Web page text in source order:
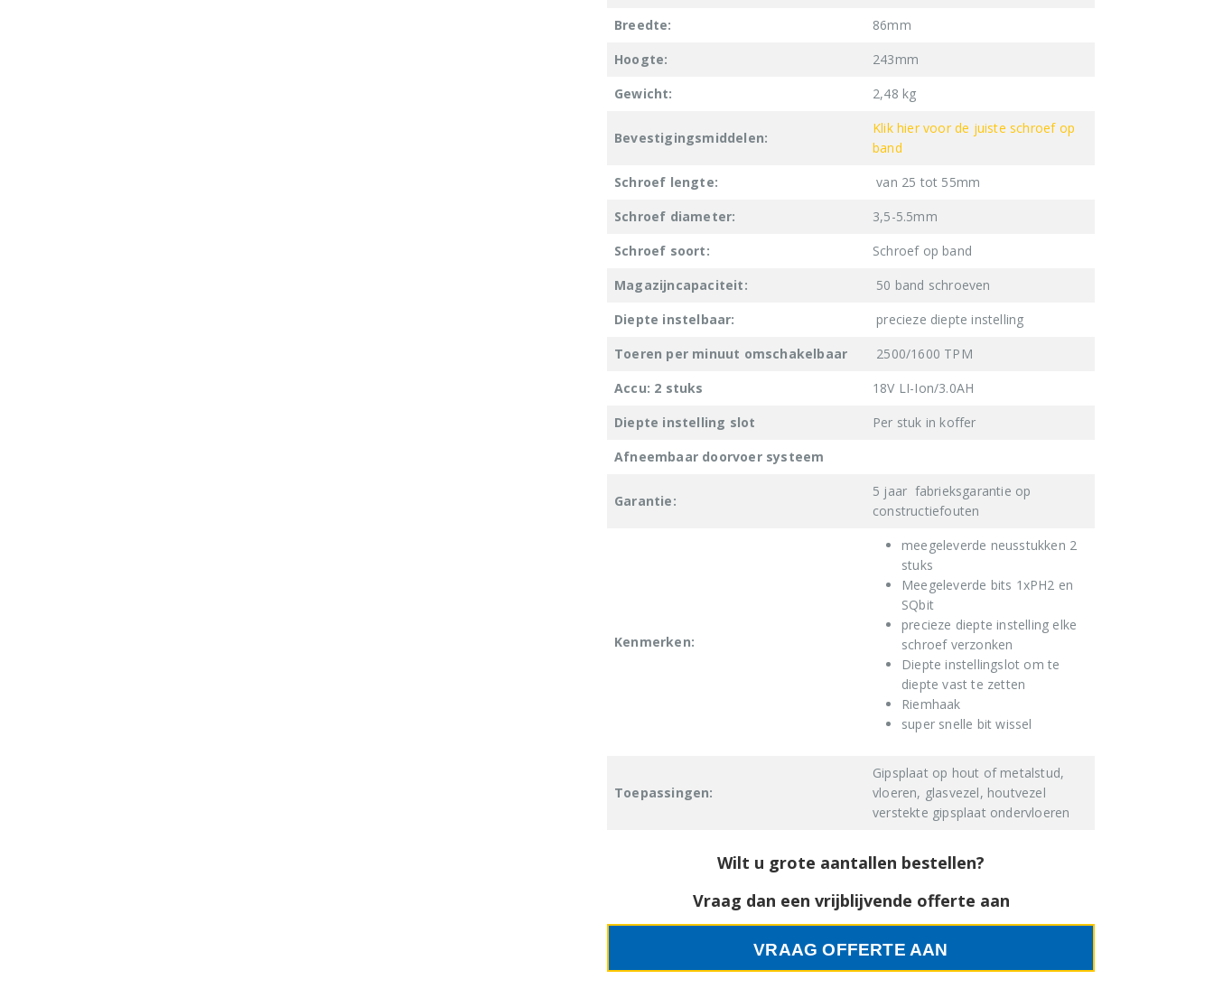
Breedte:
86mm
Hoogte:
243mm
Gewicht:
2,48 kg
Bevestigingsmiddelen:
Klik hier voor de juiste schroef op
band
Schroef lengte:
van 25 tot 55mm
Schroef diameter:
3,5-5.5mm
Schroef soort:
Schroef op band
Magazijncapaciteit:
50 band schroeven
Diepte instelbaar:
precieze diepte instelling
Toeren per minuut omschakelbaar
2500/1600 TPM
Accu: 2 stuks
18V LI-Ion/3.0AH
Diepte instelling slot
Per stuk in koffer
Afneembaar doorvoer systeem
Garantie:
5 jaar fabrieksgarantie op
constructiefouten
Kenmerken:
meegeleverde neusstukken 2
stuks
Meegeleverde bits 1xPH2 en
SQbit
precieze diepte instelling elke
schroef verzonken
Diepte instellingslot om te
diepte vast te zetten
Riemhaak
super snelle bit wissel
Toepassingen:
Gipsplaat op hout of metalstud,
vloeren, glasvezel, houtvezel
verstekte gipsplaat ondervloeren
Wilt u grote aantallen bestellen?
Vraag dan een vrijblijvende offerte aan
VRAAG OFFERTE AAN